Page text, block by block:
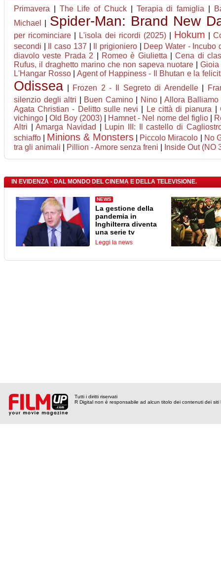
Primavera The Life of Chuck Terapia di famiglia
Michael
Spider-Man: Brand New
per ricominciare L'isola dei ricordi (2025)| Hokum |
secondi
Il caso 137 Il prigioniero| Deep Water - Incubo
diavolo veste Prada 2
Romeo è Giulietta |Cena di
Rufus, il draghetto marino che non sapeva nuotare
Gioia
L'Hangar Rosso| Agent of Happiness - Il Bhutan e la
Odissea Frozen 2 - Il Segreto di Arendelle|
silenzio degli altri
Buen Camino| Nino| Allora Balliamo
Agata Christian - Delitto sulle nevi
Le città di pianura
vichingo |Old Boy (2003) Hamnet - Nel nome del figlio|
Altri |Amarga Navidad
Lupin III: Il castello di
schiaffo
Minions & Monsters Piccolo Miracolo
No
tra gli animali
Pillion - Amore senza freni Inside Out (NO
IN EVIDENZA - DAL MONDO DEL CINEMA E DELLA TELEVISIONE.
NEWS
La gestione della
pandemia in
Inghilterra diventa
una serie tv
Leggi la news
Tutti i diritti riservati
R Digital non è responsabile ad alcun titolo dei contenuti dei siti